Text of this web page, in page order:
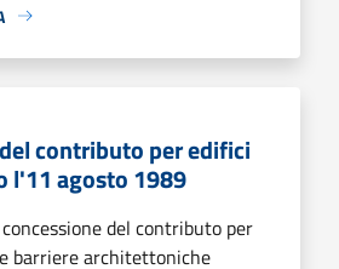
contributo per edifici
l'11 agosto 1989
del contributo per
barriere architettoniche